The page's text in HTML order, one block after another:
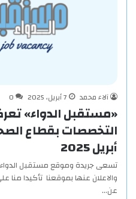
آلاء محمد
7 أبريل، 2025 0
«مستقبل الدواء»
أبريل 2025
تسعى جريدة وموقع مستقبل
والاعلان عنها بموقعنا تأكيدا منا
عن…